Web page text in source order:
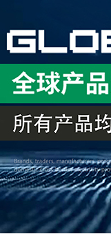
高容量镍氢电池
超低自放电镍氢
动力镍氢电池
常规镍氢电池